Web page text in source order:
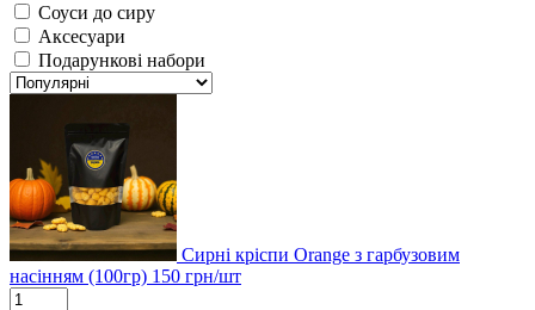
Соуси до сиру
Аксесуари
Подарункові набори
Сирні кріспи Orange з гарбузовим
насінням (100гр) 150 грн/шт